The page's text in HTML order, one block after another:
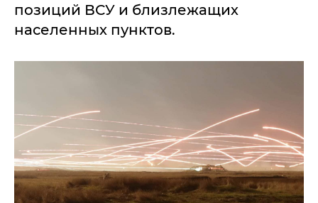
позиций ВСУ и близлежащих
населенных пунктов.